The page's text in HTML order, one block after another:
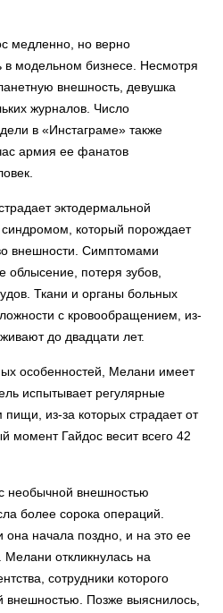
медленно, но верно
в модельном бизнесе. Несмотря
внешность, девушка
журналов. Число
в «Инстаграме» также
армия ее фанатов
эктодермальной
синдромом, который порождает
внешности. Симптомами
облысение, потеря зубов,
Ткани и органы больных
с кровообращением, из-
до двадцати лет.
особенностей, Мелани имеет
испытывает регулярные
из-за которых страдает от
момент Гайдос весит всего 42
необычной внешностью
более сорока операций.
начала поздно, и на это ее
откликнулась на
сотрудники которого
Позже выяснилось,